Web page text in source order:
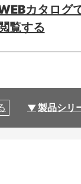
カタログ
閲覧する
製品シリ